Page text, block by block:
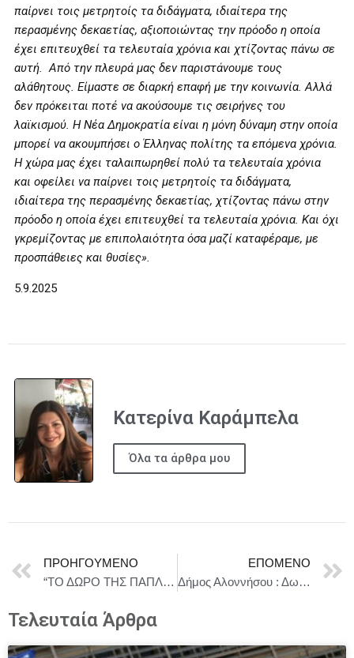
παίρνει τοις μετρητοίς τα διδάγματα, ιδιαίτερα της
περασμένης δεκαετίας, αξιοποιώντας την πρόοδο η οποία
έχει επιτευχθεί τα τελευταία χρόνια και χτίζοντας πάνω σε
αυτή. Από την πλευρά μας δεν παριστάνουμε τους
αλάθητους. Είμαστε σε διαρκή επαφή με την κοινωνία. Αλλά
δεν πρόκειται ποτέ να ακούσουμε τις σειρήνες του
λαϊκισμού. Η Νέα Δημοκρατία είναι η μόνη δύναμη στην οποία
μπορεί να ακουμπήσει ο Έλληνας πολίτης τα επόμενα χρόνια.
Η χώρα μας έχει ταλαιπωρηθεί πολύ τα τελευταία χρόνια
και οφείλει να παίρνει τοις μετρητοίς τα διδάγματα,
ιδιαίτερα της περασμένης δεκαετίας, χτίζοντας πάνω στην
πρόοδο η οποία έχει επιτευχθεί τα τελευταία χρόνια. Και όχι
γκρεμίζοντας με επιπολαιότητα όσα μαζί καταφέραμε, με
προσπάθειες και θυσίες».
5.9.2025
Κατερίνα Καράμπελα
Όλα τα άρθρα μου
ΠΡΟΗΓΟΎΜΕΝΟ
“ΤΟ ΔΩΡΟ ΤΗΣ ΠΑΠΛΩΜΑΤΟΥΣ” ΣΤΟ ΘΕΑΤΡΟ ΒΑΣΙΛΑΚΟΥ_ΜΑΡΙΑΝΝΑ ΤΟΛΗ ΑΠΟ ΤΙΣ 5 ΟΚΤΩΒΡΙΟΥ
ΕΠΌΜΕΝΟ
Δήμος Αλοννήσου : Δωρεάν ιατρικές εξετάσεις στην Αλόννησο – Σημαντική δράση υγείας για τους κατοίκους του νησιού
Τελευταία Άρθρα